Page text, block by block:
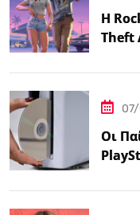
Η
Theft
Μήνα
Οι